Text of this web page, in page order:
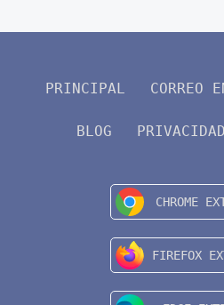
PRINCIPAL CORREO
BLOG PRIVACIDAD